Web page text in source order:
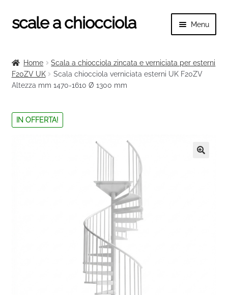
Vai
alla
Vai
al
scale a chiocciola Menu
il
menu
Tutte le scale
Ringhiere e balaustre
menu
Home
Scala a chiocciola zincata e verniciata per esterni
F20ZV UK
Scala chiocciola verniciata esterni UK F20ZV
Altezza mm 1470-1610 Ø 1300 mm
IN OFFERTA!